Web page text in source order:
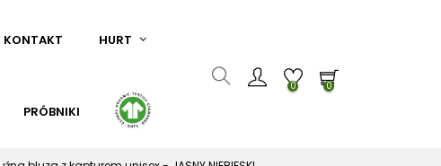
KONTAKT HURT
PRÓBNIKI
0 0